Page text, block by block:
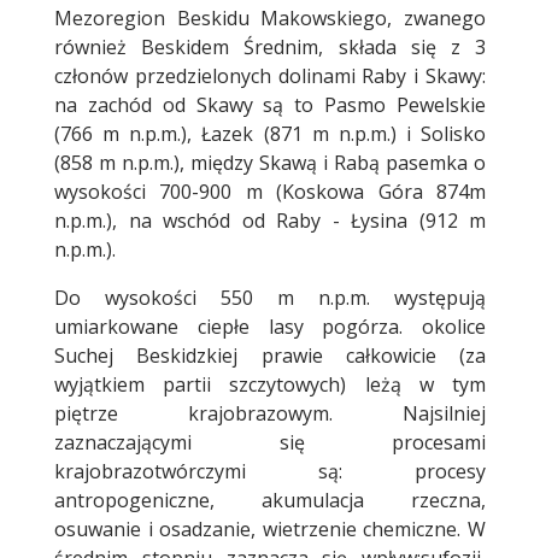
Mezoregion Beskidu Makowskiego, zwanego
również Beskidem Średnim, składa się z 3
członów przedzielonych dolinami Raby i Skawy:
na zachód od Skawy są to Pasmo Pewelskie
(766 m n.p.m.), Łazek (871 m n.p.m.) i Solisko
(858 m n.p.m.), między Skawą i Rabą pasemka o
wysokości 700-900 m (Koskowa Góra 874m
n.p.m.), na wschód od Raby - Łysina (912 m
n.p.m.).
Do wysokości 550 m n.p.m. występują
umiarkowane ciepłe lasy pogórza. okolice
Suchej Beskidzkiej prawie całkowicie (za
wyjątkiem partii szczytowych) leżą w tym
piętrze krajobrazowym. Najsilniej
zaznaczającymi się procesami
krajobrazotwórczymi są: procesy
antropogeniczne, akumulacja rzeczna,
osuwanie i osadzanie, wietrzenie chemiczne. W